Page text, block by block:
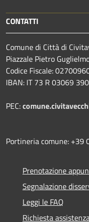
CONTATTI
Comune di Città di
Piazzale Pietro
Codice Fiscale:
IBAN: IT 73 R 03069
PEC:
Portineria comune: +39
Prenotazione
Segnalazione
Leggi le FAQ
Richiesta